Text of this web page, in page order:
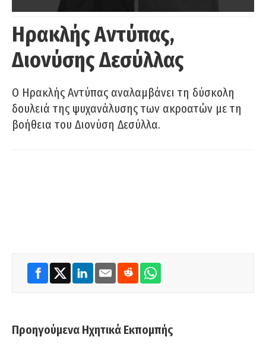
Ηρακλής Αντύπας,
Διονύσης Δεσύλλας
Ο Ηρακλής Αντύπας αναλαμβάνει τη δύσκολη
δουλειά της ψυχανάλυσης των ακροατών με τη
βοήθεια του Διονύση Δεσύλλα.
Προηγούμενα Ηχητικά Εκπομπής